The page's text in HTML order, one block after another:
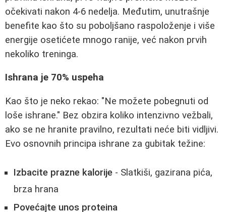
očekivati nakon 4-6 nedelja. Međutim, unutrašnje
benefite kao što su poboljšano raspoloženje i više
energije osetićete mnogo ranije, već nakon prvih
nekoliko treninga.
Ishrana je 70% uspeha
Kao što je neko rekao: "Ne možete pobegnuti od
loše ishrane." Bez obzira koliko intenzivno vežbali,
ako se ne hranite pravilno, rezultati neće biti vidljivi.
Evo osnovnih principa ishrane za gubitak težine:
Izbacite prazne kalorije - Slatkiši, gazirana pića,
brza hrana
Povećajte unos proteina